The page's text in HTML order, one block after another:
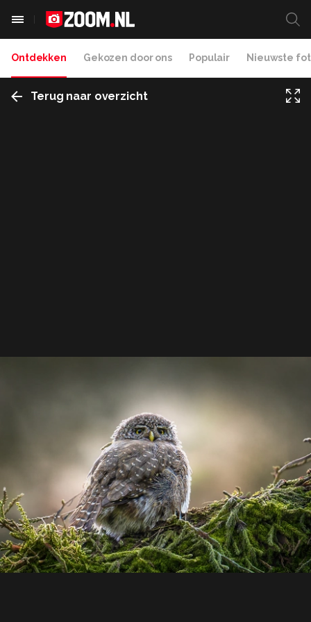
Ontdekken Gekozen door ons Populair Nieuwste
Terug naar overzicht